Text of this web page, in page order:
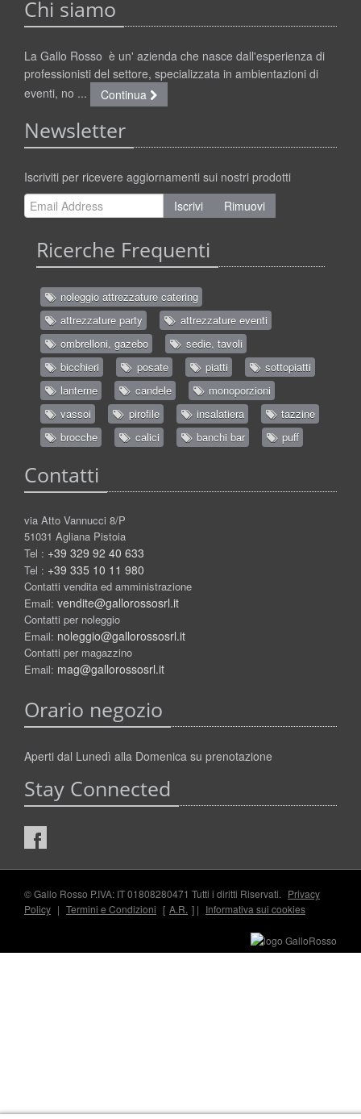
Chi siamo
La Gallo Rosso è un' azienda che nasce dall'esperienza di
professionisti del settore, specializzata in ambientazioni di
eventi, no ...
Continua
Newsletter
Iscriviti per ricevere aggiornamenti sui nostri prodotti
Iscrivi
Rimuovi
Ricerche Frequenti
noleggio attrezzature catering
attrezzature party
attrezzature eventi
ombrelloni, gazebo
sedie, tavoli
bicchieri
posate piatti
sottopiatti
lanterne
candele
monoporzioni
vassoi
pirofile insalatiera
tazzine
brocche
calici banchi bar puff
Contatti
via Atto Vannucci 8/P
51031 Agliana Pistoia
Tel : +39 329 92 40 633
Tel : +39 335 10 11 980
Contatti vendita ed amministrazione
Email: vendite@gallorossosrl.it
Contatti per noleggio
Email: noleggio@gallorossosrl.it
Contatti per magazzino
Email: mag@gallorossosrl.it
Orario negozio
Aperti dal Lunedì alla Domenica su prenotazione
Stay Connected
© Gallo Rosso P.IVA: IT 01808280471 Tutti i diritti Riservati. Privacy
Policy | Termini e Condizioni [ A.R. ] | Informativa sui cookies